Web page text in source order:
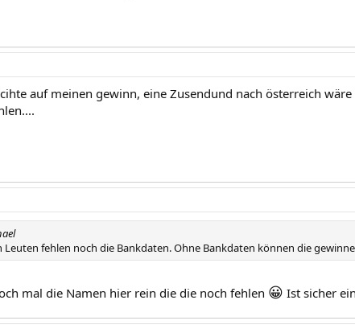
auf meinen gewinn, eine Zusendund nach österreich
Leuten fehlen noch die Bankdaten. Ohne Bankdaten können die
mal die Namen hier rein die die noch fehlen 😀 Ist sicher